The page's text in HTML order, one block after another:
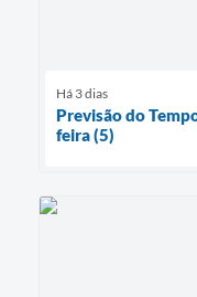
Há 3 dias
Previsão do
feira (5)